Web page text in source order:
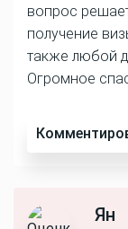
вопрос
получение
также любой
Огромное
Ян